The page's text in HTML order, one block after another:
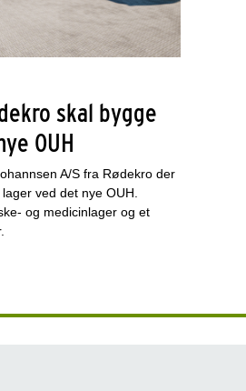
skal bygge
OUH
A/S fra Rødekro der
ved det nye OUH.
og medicinlager og et